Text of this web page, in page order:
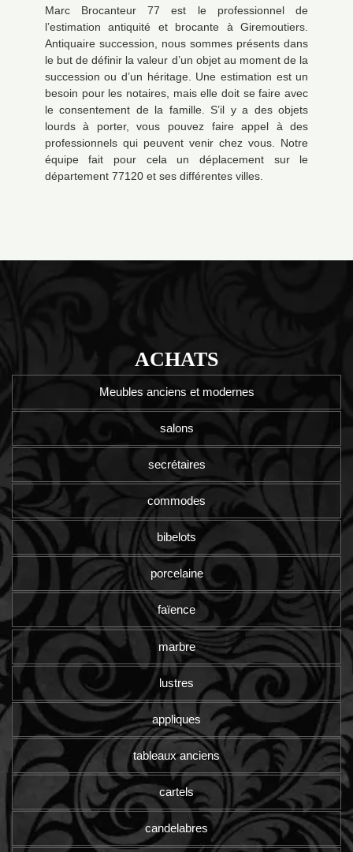
Marc Brocanteur 77 est le professionnel de
l’estimation antiquité et brocante à Giremoutiers.
Antiquaire succession, nous sommes présents dans
le but de définir la valeur d’un objet au moment de la
succession ou d’un héritage. Une estimation est un
besoin pour les notaires, mais elle doit se faire avec
le consentement de la famille. S’il y a des objets
lourds à porter, vous pouvez faire appel à des
professionnels qui peuvent venir chez vous. Notre
équipe fait pour cela un déplacement sur le
département 77120 et ses différentes villes.
ACHATS
Meubles anciens et modernes
salons
secrétaires
commodes
bibelots
porcelaine
faïence
marbre
lustres
appliques
tableaux anciens
cartels
candelabres